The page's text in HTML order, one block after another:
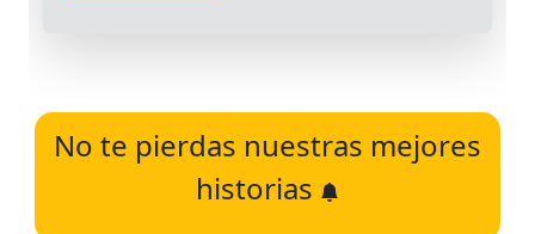
No te pierdas nuestras mejores
historias